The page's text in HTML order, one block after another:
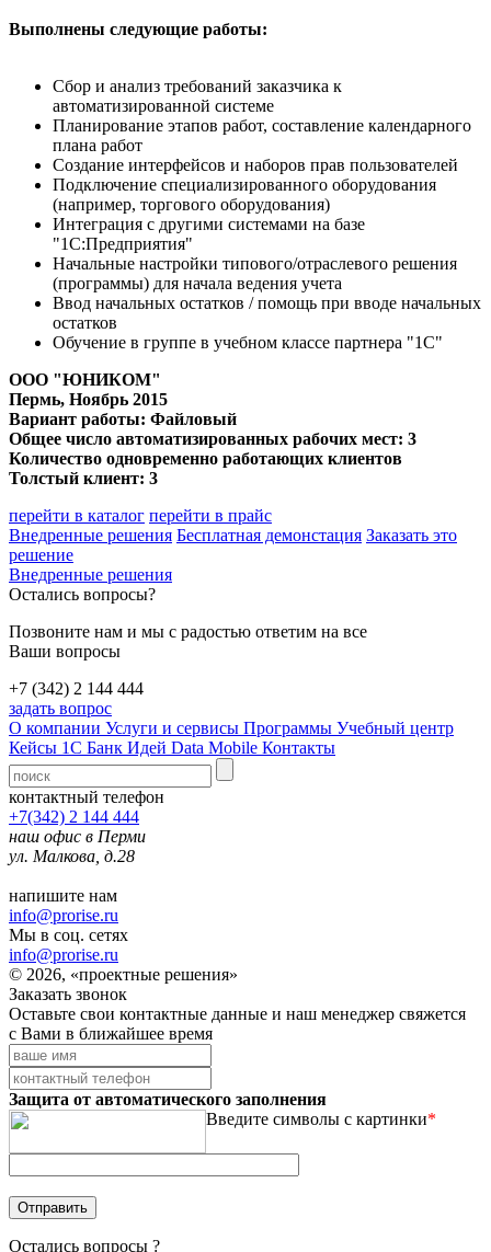
Выполнены следующие работы:
Сбор и анализ требований заказчика к
автоматизированной системе
Планирование этапов работ, составление календарного
плана работ
Создание интерфейсов и наборов прав пользователей
Подключение специализированного оборудования
(например, торгового оборудования)
Интеграция с другими системами на базе
"1С:Предприятия"
Начальные настройки типового/отраслевого решения
(программы) для начала ведения учета
Ввод начальных остатков / помощь при вводе начальных
остатков
Обучение в группе в учебном классе партнера "1С"
ООО "ЮНИКОМ"
Пермь, Ноябрь 2015
Вариант работы: Файловый
Общее число автоматизированных рабочих мест: 3
Количество одновременно работающих клиентов
Толстый клиент: 3
перейти в каталог перейти в прайс
Внедренные решения Бесплатная демонстация Заказать это
решение
Внедренные решения
Остались вопросы?
Позвоните нам и мы с радостью ответим на все
Ваши вопросы
+7 (342) 2 144 444
задать вопрос
О компании Услуги и сервисы Программы Учебный центр
Кейсы 1С Банк Идей Data Mobile Контакты
контактный телефон
+7(342) 2 144 444
наш офис в Перми
ул. Малкова, д.28
напишите нам
info@prorise.ru
Мы в соц. сетях
info@prorise.ru
© 2026, «проектные решения»
Заказать звонок
Оставьте свои контактные данные и наш менеджер свяжется
с Вами в ближайшее время
Защита от автоматического заполнения
Введите символы с картинки*
Остались вопросы ?